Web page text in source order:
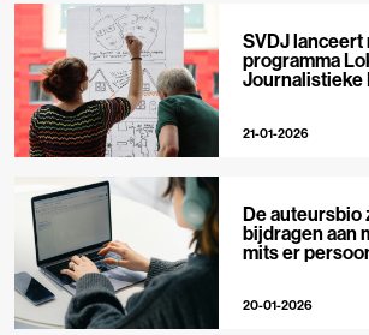
SVDJ lanceert
programma
Journalistieke
21-01-2026
De auteursbio
bijdragen aan
mits er
20-01-2026